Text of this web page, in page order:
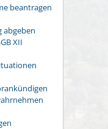
beantragen
abgeben
XII